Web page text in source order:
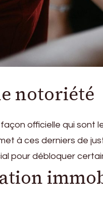
notoriété
officielle qui sont
à ces derniers de
pour débloquer